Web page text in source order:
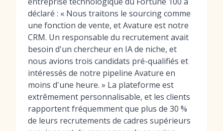
déclaré : « Nous traitons le sourcing comme
une fonction de vente, et Avature est notre
CRM. Un responsable du recrutement avait
besoin d'un chercheur en IA de niche, et
nous avions trois candidats pré-qualifiés et
intéressés de notre pipeline Avature en
moins d'une heure. » La plateforme est
extrêmement personnalisable, et les clients
rapportent fréquemment que plus de 30 %
de leurs recrutements de cadres supérieurs